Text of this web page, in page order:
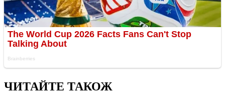
ЧИТАЙТЕ ТАКОЖ